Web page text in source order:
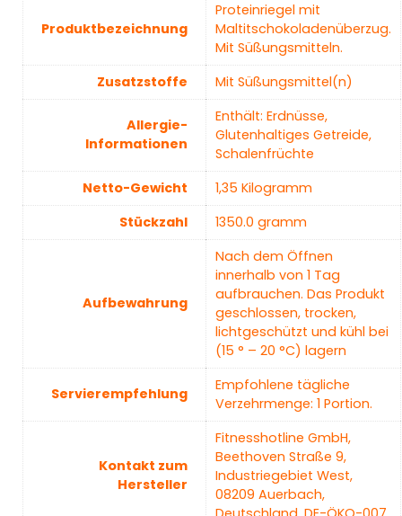
Produktbezeichnung
‎Proteinriegel mit
Maltitschokoladenüberzug.
Mit Süßungsmitteln.
Zusatzstoffe
‎Mit Süßungsmittel(n)
Allergie-
Informationen
‎Enthält: Erdnüsse,
Glutenhaltiges Getreide,
Schalenfrüchte
Netto-Gewicht
‎1,35 Kilogramm
Stückzahl
‎1350.0 gramm
Aufbewahrung
‎Nach dem Öffnen
innerhalb von 1 Tag
aufbrauchen. Das Produkt
geschlossen, trocken,
lichtgeschützt und kühl bei
(15 ° – 20 °C) lagern
Servierempfehlung
‎Empfohlene tägliche
Verzehrmenge: 1 Portion.
Kontakt zum
Hersteller
‎Fitnesshotline GmbH,
Beethoven Straße 9,
Industriegebiet West,
08209 Auerbach,